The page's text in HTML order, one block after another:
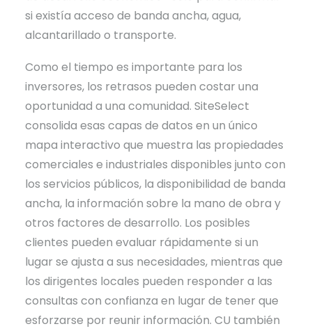
si existía acceso de banda ancha, agua,
alcantarillado o transporte.
Como el tiempo es importante para los
inversores, los retrasos pueden costar una
oportunidad a una comunidad. SiteSelect
consolida esas capas de datos en un único
mapa interactivo que muestra las propiedades
comerciales e industriales disponibles junto con
los servicios públicos, la disponibilidad de banda
ancha, la información sobre la mano de obra y
otros factores de desarrollo. Los posibles
clientes pueden evaluar rápidamente si un
lugar se ajusta a sus necesidades, mientras que
los dirigentes locales pueden responder a las
consultas con confianza en lugar de tener que
esforzarse por reunir información. CU también